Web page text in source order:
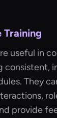
useful in
consistent,
They
provide